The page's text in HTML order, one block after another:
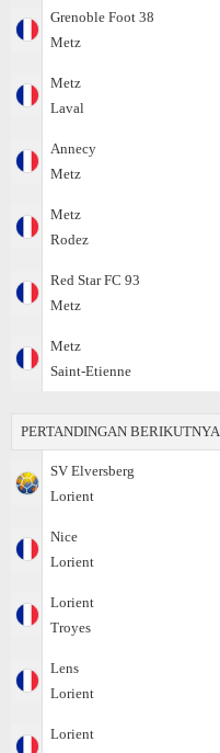
Grenoble Foot 38
Metz
Metz
Laval
Annecy
Metz
Metz
Rodez
Red Star FC 93
Metz
Metz
Saint-Etienne
PERTANDINGAN BERIKUTNYA
SV Elversberg
Lorient
Nice
Lorient
Lorient
Troyes
Lens
Lorient
Lorient